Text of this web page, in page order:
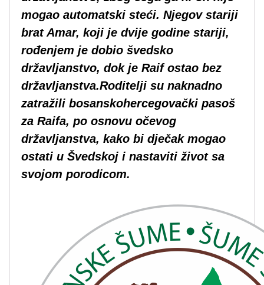
mogao automatski steći. Njegov stariji
brat Amar, koji je dvije godine stariji,
rođenjem je dobio švedsko
državljanstvo, dok je Raif ostao bez
državljanstva.Roditelji su naknadno
zatražili bosanskohercegovački pasoš
za Raifa, po osnovu očevog
državljanstva, kako bi dječak mogao
ostati u Švedskoj i nastaviti život sa
svojom porodicom.